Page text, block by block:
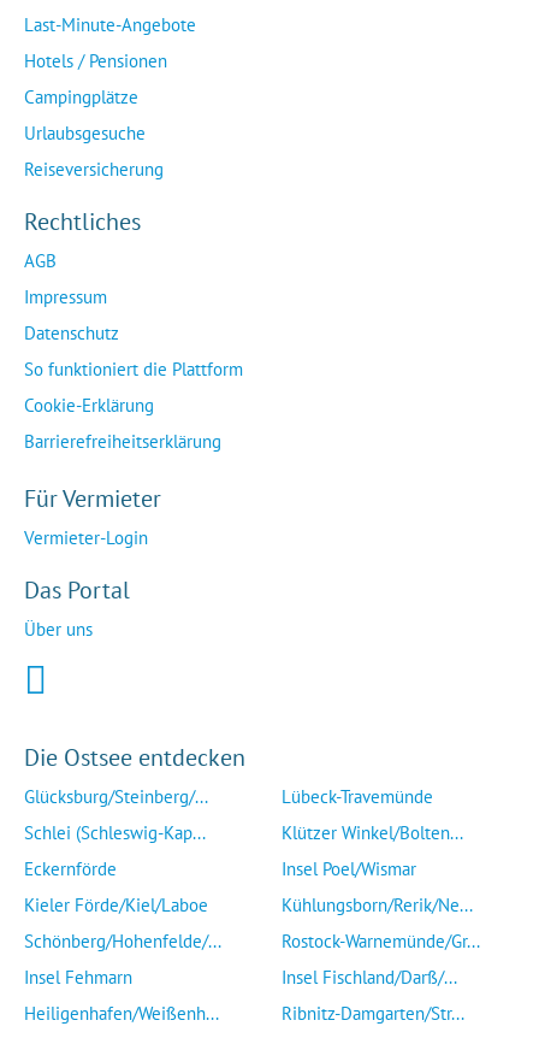
Last-Minute-Angebote
Hotels / Pensionen
Campingplätze
Urlaubsgesuche
Reiseversicherung
Rechtliches
AGB
Impressum
Datenschutz
So funktioniert die Plattform
Cookie-Erklärung
Barrierefreiheitserklärung
Für Vermieter
Vermieter-Login
Das Portal
Über uns
Die Ostsee entdecken
Glücksburg/Steinberg/...
Schlei (Schleswig-Kap...
Eckernförde
Kieler Förde/Kiel/Laboe
Schönberg/Hohenfelde/...
Insel Fehmarn
Heiligenhafen/Weißenh...
Lübeck-Travemünde
Klützer Winkel/Bolten...
Insel Poel/Wismar
Kühlungsborn/Rerik/Ne...
Rostock-Warnemünde/Gr...
Insel Fischland/Darß/...
Ribnitz-Damgarten/Str...